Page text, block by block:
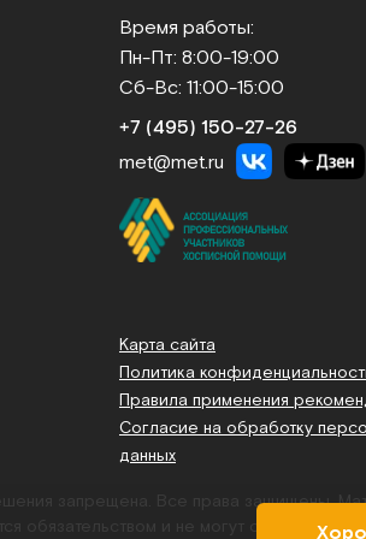
Время работы:
Пн-Пт: 8:00-19:00
Сб-Вс: 11:00-15:00
+7 (495) 150‑27‑26
met@met.ru
Карта сайта
Политика
Правила применения
Согласие на обработку
данных
запрещена. Все права защищены.
обязательством и не могут служить